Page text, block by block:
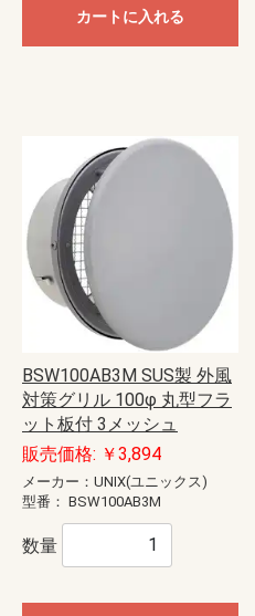
カートに入れる
BSW100AB3M SUS製 外風
対策グリル 100φ 丸型フラ
ット板付 3メッシュ
販売価格: ￥3,894
メーカー：UNIX(ユニックス)
型番： BSW100AB3M
数量